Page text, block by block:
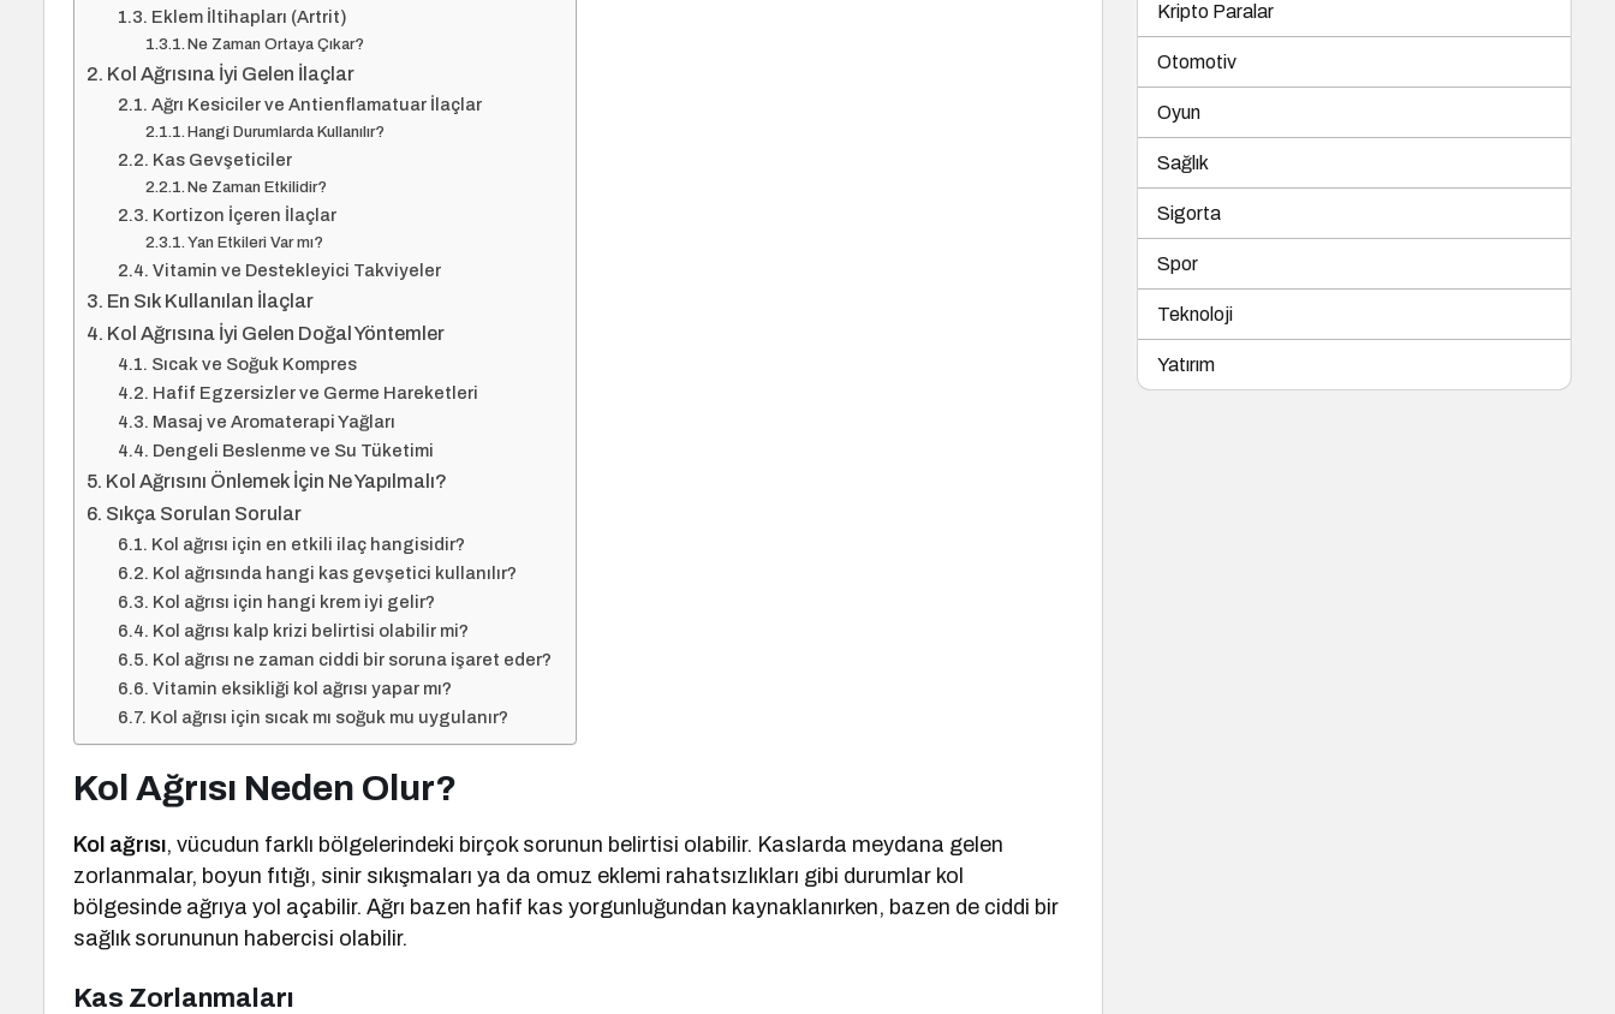
Eklem İltihapları (Artrit)
Ne Zaman Ortaya Çıkar?
Kol Ağrısına İyi Gelen İlaçlar
Ağrı Kesiciler ve Antienflamatuar İlaçlar
Hangi Durumlarda Kullanılır?
Kas Gevşeticiler
Ne Zaman Etkilidir?
Kortizon İçeren İlaçlar
Yan Etkileri Var mı?
Vitamin ve Destekleyici Takviyeler
En Sık Kullanılan İlaçlar
Kol Ağrısına İyi Gelen Doğal Yöntemler
Sıcak ve Soğuk Kompres
Hafif Egzersizler ve Germe Hareketleri
Masaj ve Aromaterapi Yağları
Dengeli Beslenme ve Su Tüketimi
Kol Ağrısını Önlemek İçin Ne Yapılmalı?
Sıkça Sorulan Sorular
Kol ağrısı için en etkili ilaç hangisidir?
Kol ağrısında hangi kas gevşetici kullanılır?
Kol ağrısı için hangi krem iyi gelir?
Kol ağrısı kalp krizi belirtisi olabilir mi?
Kol ağrısı ne zaman ciddi bir soruna işaret eder?
Vitamin eksikliği kol ağrısı yapar mı?
Kol ağrısı için sıcak mı soğuk mu uygulanır?
Kol Ağrısı Neden Olur?
Kol ağrısı, vücudun farklı bölgelerindeki birçok sorunun belirtisi olabilir. Kaslarda meydana gelen
zorlanmalar, boyun fıtığı, sinir sıkışmaları ya da omuz eklemi rahatsızlıkları gibi durumlar kol
bölgesinde ağrıya yol açabilir. Ağrı bazen hafif kas yorgunluğundan kaynaklanırken, bazen de ciddi bir
sağlık sorununun habercisi olabilir.
Kas Zorlanmaları
Kripto Paralar
Otomotiv
Oyun
Sağlık
Sigorta
Spor
Teknoloji
Yatırım